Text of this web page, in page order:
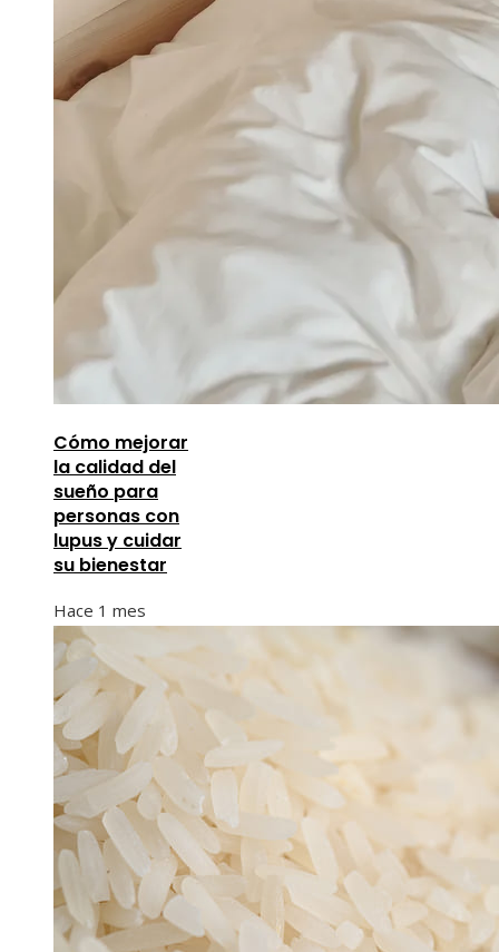
Cómo mejorar
la calidad del
sueño para
personas con
lupus y cuidar
su bienestar
Hace 1 mes